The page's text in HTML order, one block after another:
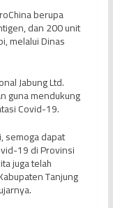
berupa
dan 200 unit
melalui Dinas
Jabung Ltd.
guna mendukung
Covid-19.
semoga dapat
19 di Provinsi
juga telah
Tanjung